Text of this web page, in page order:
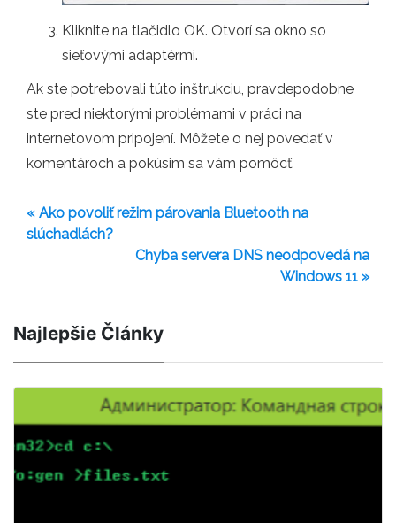
Kliknite na tlačidlo OK. Otvorí sa okno so
sieťovými adaptérmi.
Ak ste potrebovali túto inštrukciu, pravdepodobne
ste pred niektorými problémami v práci na
internetovom pripojení. Môžete o nej povedať v
komentároch a pokúsim sa vám pomôcť.
« Ako povoliť režim párovania Bluetooth na
slúchadlách?
Chyba servera DNS neodpovedá na
Windows 11 »
Najlepšie Články